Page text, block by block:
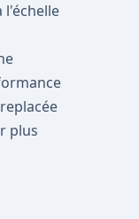
l'échelle
plus